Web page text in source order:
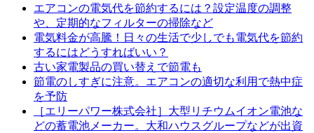
エアコンの電気代を節約するには？設定温度の調整
や、定期的なフィルターの掃除など
電気料金が高騰！日々の生活で少しでも電気代を節約
するにはどうすればいい？
古い家電製品の買い替えで節電も
節電のしすぎに注意。エアコンの適切な利用で熱中症
を予防
［エリーパワー株式会社］大型リチウムイオン電池な
どの蓄電池メーカー。大和ハウスグループなどが出資